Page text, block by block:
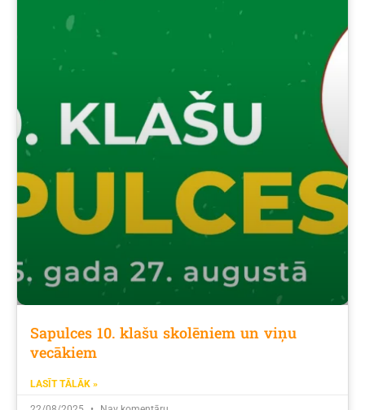
Sapulces 10. klašu skolēniem un viņu
vecākiem
LASĪT TĀLĀK »